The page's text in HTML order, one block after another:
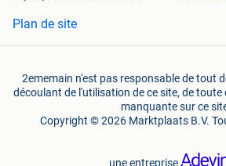
Plan de site
2ememain n'est pas responsable de tout
découlant de l'utilisation de ce site, de
manquante sur ce
Copyright © 2026 Marktplaats B.V.
une entreprise